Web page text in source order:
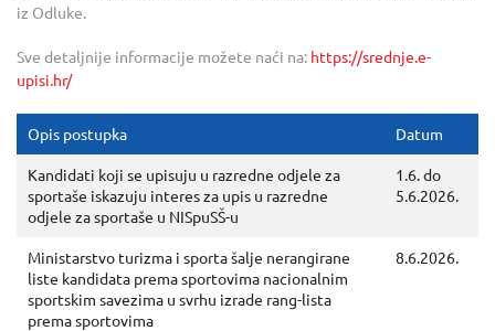
iz Odluke.
Sve detaljnije informacije možete naći na: https://srednje.e-
upisi.hr/
Opis postupka Datum
Kandidati koji se upisuju u razredne odjele za
sportaše iskazuju interes za upis u razredne
odjele za sportaše u NISpuSŠ-u
1.6. do
5.6.2026.
Ministarstvo turizma i sporta šalje nerangirane
liste kandidata prema sportovima nacionalnim
sportskim savezima u svrhu izrade rang-lista
prema sportovima
8.6.2026.